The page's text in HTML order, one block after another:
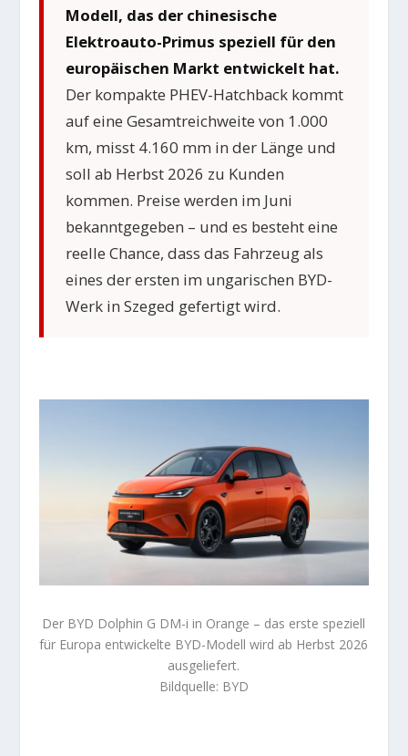
Modell, das der chinesische
Elektroauto-Primus speziell für den
europäischen Markt entwickelt hat.
Der kompakte PHEV-Hatchback kommt
auf eine Gesamtreichweite von 1.000
km, misst 4.160 mm in der Länge und
soll ab Herbst 2026 zu Kunden
kommen. Preise werden im Juni
bekanntgegeben – und es besteht eine
reelle Chance, dass das Fahrzeug als
eines der ersten im ungarischen BYD-
Werk in Szeged gefertigt wird.
Der BYD Dolphin G DM-i in Orange – das erste speziell
für Europa entwickelte BYD-Modell wird ab Herbst 2026
ausgeliefert.
Bildquelle: BYD